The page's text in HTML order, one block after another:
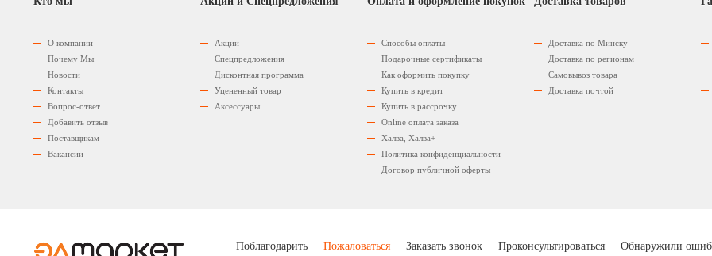
О компании
Почему Мы
Новости
Контакты
Вопрос-ответ
Добавить отзыв
Поставщикам
Вакансии
Акции
Спецпредложения
Дисконтная программа
Уцененный товар
Аксессуары
Способы оплаты
Подарочные сертификаты
Как оформить покупку
Купить в кредит
Купить в рассрочку
Оnline оплата заказа
Халва, Халва+
Политика конфиденциальности
Договор публичной оферты
Доставка по Минску
Доставка по регионам
Самовывоз товара
Доставка почтой
Поблагодарить Пожаловаться Заказать звонок Проконсультироваться Обнаружили